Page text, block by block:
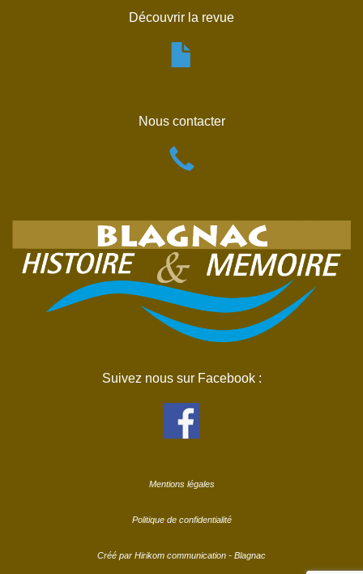
Découvrir la revue
Nous contacter
Suivez nous sur Facebook :
Mentions légales
Politique de confidentialité
Créé par Hirikom communication - Blagnac